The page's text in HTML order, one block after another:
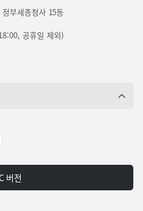
부세종청사 15동
공휴일 제외)
버전